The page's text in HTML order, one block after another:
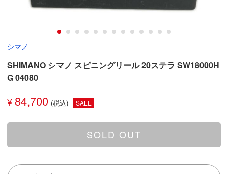
シマノ
SHIMANO シマノ スピニングリール 20ステラ SW18000H
G 04080
¥ 84,700 SALE
SOLD OUT